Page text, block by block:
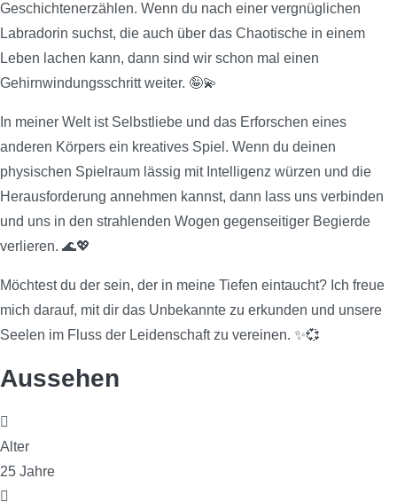
Geschichtenerzählen. Wenn du nach einer vergnüglichen
Labradorin suchst, die auch über das Chaotische in einem
Leben lachen kann, dann sind wir schon mal einen
Gehirnwindungsschritt weiter. 🤪💫
In meiner Welt ist Selbstliebe und das Erforschen eines
anderen Körpers ein kreatives Spiel. Wenn du deinen
physischen Spielraum lässig mit Intelligenz würzen und die
Herausforderung annehmen kannst, dann lass uns verbinden
und uns in den strahlenden Wogen gegenseitiger Begierde
verlieren. 🌊💖
Möchtest du der sein, der in meine Tiefen eintaucht? Ich freue
mich darauf, mit dir das Unbekannte zu erkunden und unsere
Seelen im Fluss der Leidenschaft zu vereinen. ✨💞
Aussehen
Alter
25 Jahre